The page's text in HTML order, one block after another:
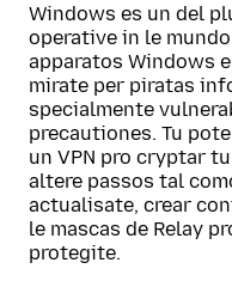
Windows es un del
operative in le
apparatos Windows
mirate per piratas
specialmente
precautiones. Tu
un VPN pro cryptar
altere passos tal
actualisate, crear
le mascas de Relay
protegite.